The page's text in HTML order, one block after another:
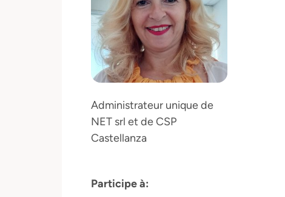
Administrateur unique de
NET srl et de CSP
Castellanza
Participe à: